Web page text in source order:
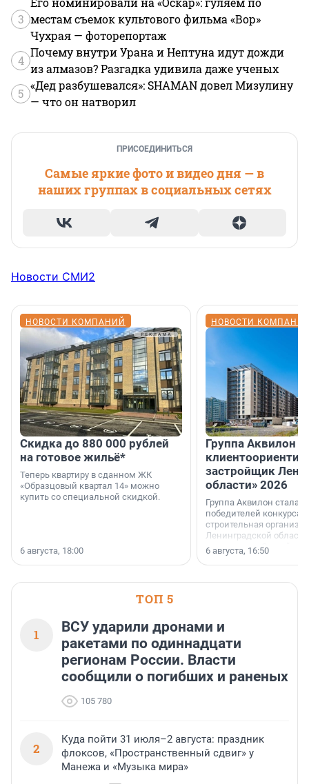
3 местам съемок культового фильма «Вор»
Чухрая — фоторепортаж
4
Почему внутри Урана и Нептуна идут дожди
из алмазов? Разгадка удивила даже ученых
5
«Дед разбушевался»: SHAMAN довел Мизулину
— что он натворил
ПРИСОЕДИНИТЬСЯ
Самые яркие фото и видео дня — в
наших группах в социальных сетях
Новости СМИ2
НОВОСТИ КОМПАНИЙ
Скидка до 880 000 рублей
на готовое жильё*
Теперь квартиру в сданном ЖК
«Образцовый квартал 14» можно
купить со специальной скидкой.
6 августа, 18:00
НОВОСТИ
Группа Аквилон
застройщик
области» 2026
Группа Аквилон стала
победителей конкурса
строительная
Ленинградской области
номинации «Самый
застройщик
области».
6 августа, 16:50
ТОП 5
1
ВСУ ударили дронами и
ракетами по одиннадцати
регионам России. Власти
сообщили о погибших и раненых
105 780
2
Куда пойти 31 июля–2 августа: праздник
флоксов, «Пространственный сдвиг» у
Манежа и «Музыка мира»